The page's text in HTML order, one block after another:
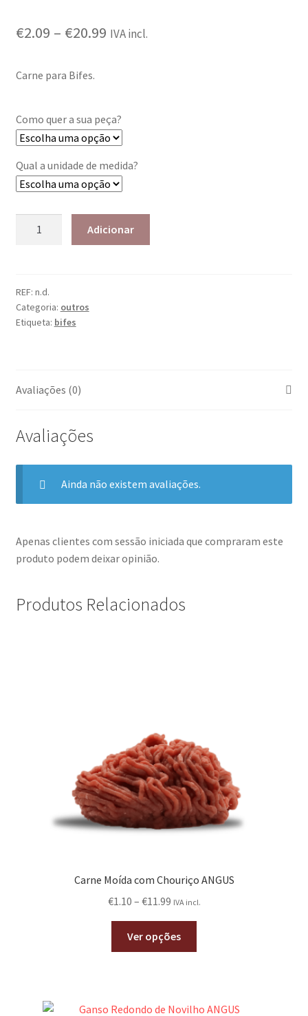
€2.09 – €20.99 IVA incl.
Carne para Bifes.
Como quer a sua peça?
Qual a unidade de medida?
Adicionar
REF: n.d.
Categoria: outros
Etiqueta: bifes
Avaliações (0)
Avaliações
Ainda não existem avaliações.
Apenas clientes com sessão iniciada que compraram este
produto podem deixar opinião.
Produtos Relacionados
Carne Moída com Chouriço ANGUS
€1.10 – €11.99 IVA incl.
Ver opções